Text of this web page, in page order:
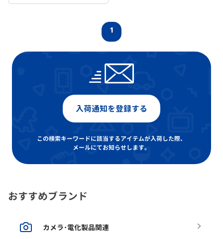
1
入荷通知を登録する
この検索キーワードに該当するアイテムが入荷した際、
メールにてお知らせします。
おすすめブランド
カメラ･電化製品関連